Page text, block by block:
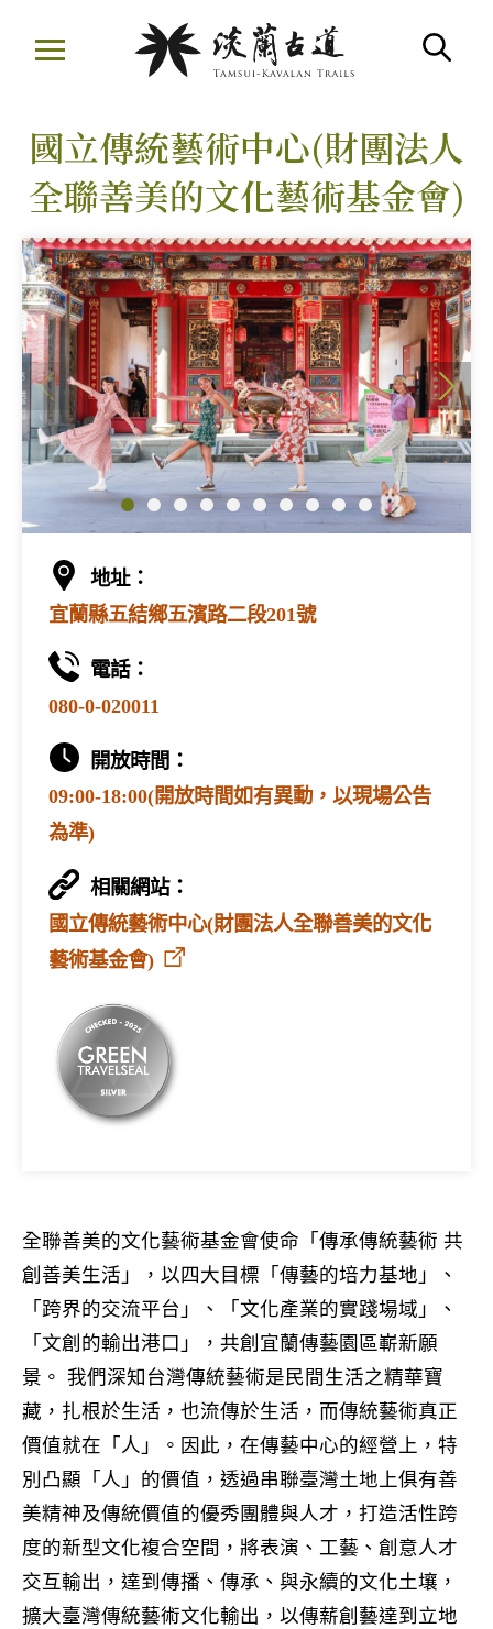
國立傳統藝術中心(財團法人
全聯善美的文化藝術基金會)
地址：
宜蘭縣五結鄉五濱路二段201號
電話：
080-0-020011
開放時間：
09:00-18:00(開放時間如有異動，以現場公告
為準)
相關網站：
國立傳統藝術中心(財團法人全聯善美的文化
藝術基金會)
全聯善美的文化藝術基金會使命「傳承傳統藝術 共
創善美生活」，以四大目標「傳藝的培力基地」、
「跨界的交流平台」、「文化產業的實踐場域」、
「文創的輸出港口」，共創宜蘭傳藝園區嶄新願
景。 我們深知台灣傳統藝術是民間生活之精華寶
藏，扎根於生活，也流傳於生活，而傳統藝術真正
價值就在「人」。因此，在傳藝中心的經營上，特
別凸顯「人」的價值，透過串聯臺灣土地上俱有善
美精神及傳統價值的優秀團體與人才，打造活性跨
度的新型文化複合空間，將表演、工藝、創意人才
交互輸出，達到傳播、傳承、與永續的文化土壤，
擴大臺灣傳統藝術文化輸出，以傳薪創藝達到立地